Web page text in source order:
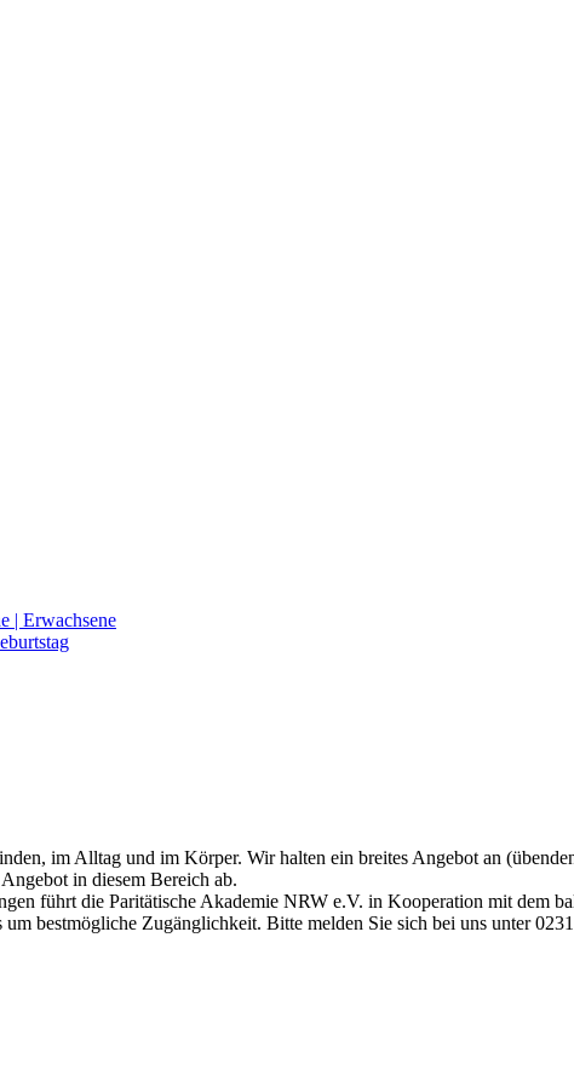
| Erwachsene
im Alltag und im Körper. Wir halten ein breites Angebot an
in diesem Bereich ab.
führt die Paritätische Akademie NRW e.V. in Kooperation mit dem
bestmögliche Zugänglichkeit. Bitte melden Sie sich bei uns unter